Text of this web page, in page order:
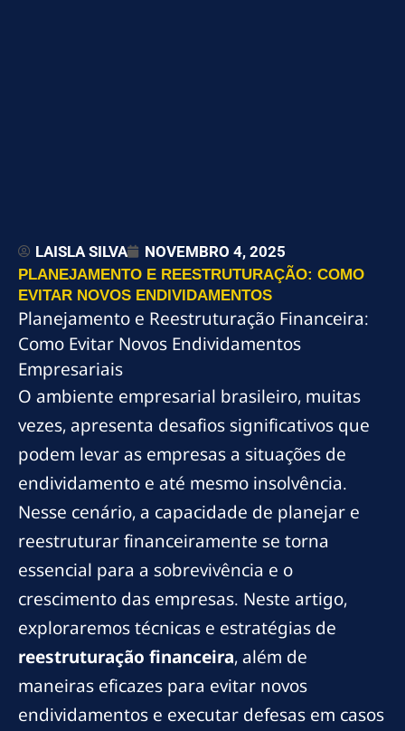
LAISLA SILVA NOVEMBRO 4, 2025
PLANEJAMENTO E REESTRUTURAÇÃO: COMO
EVITAR NOVOS ENDIVIDAMENTOS
Planejamento e Reestruturação Financeira:
Como Evitar Novos Endividamentos
Empresariais
O ambiente empresarial brasileiro, muitas
vezes, apresenta desafios significativos que
podem levar as empresas a situações de
endividamento e até mesmo insolvência.
Nesse cenário, a capacidade de planejar e
reestruturar financeiramente se torna
essencial para a sobrevivência e o
crescimento das empresas. Neste artigo,
exploraremos técnicas e estratégias de
reestruturação financeira, além de
maneiras eficazes para evitar novos
endividamentos e executar defesas em casos